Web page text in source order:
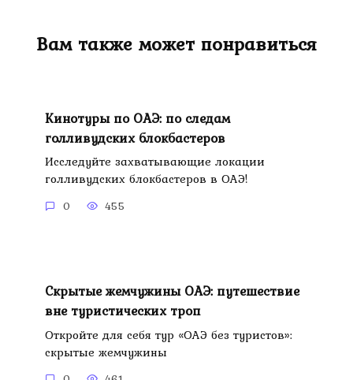
Вам также может понравиться
Кинотуры по ОАЭ: по следам
голливудских блокбастеров
Исследуйте захватывающие локации
голливудских блокбастеров в ОАЭ!
0 455
Скрытые жемчужины ОАЭ: путешествие
вне туристических троп
Откройте для себя тур «ОАЭ без туристов»:
скрытые жемчужины